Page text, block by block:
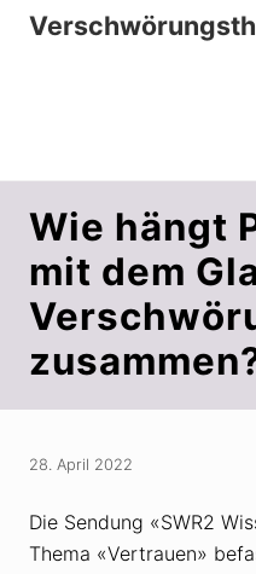
Menu
Zum
Zur
Wie hängt
mit dem
28. April 2022
Die Sendung «SWR2
Thema «Vertrauen»